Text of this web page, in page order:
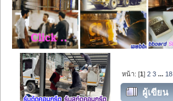
หน้า: [1]2 3 ... 18
ผู้เขียน